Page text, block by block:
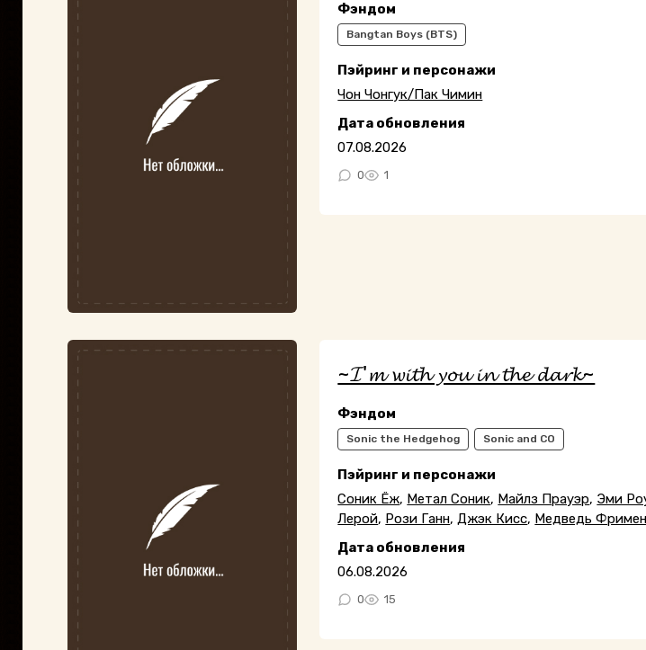
Фэндом
Bangtan Boys (BTS)
Пэйринг и персонажи
Чон Чонгук/Пак Чимин
Дата обновления
07.08.2026
0 1
~𝓘'𝓶 𝔀𝓲𝓽𝓱 𝔂𝓸𝓾 𝓲𝓷 𝓽𝓱𝓮 𝓭𝓪𝓻𝓴~
Фэндом
Sonic the Hedgehog Sonic and CO
Пэйринг и персонажи
Соник Ёж, Метал Соник, Майлз Прауэр, Эми
Лерой, Рози Ганн,Джэк Кисс, Медведь Фримен
Дата обновления
06.08.2026
0 15